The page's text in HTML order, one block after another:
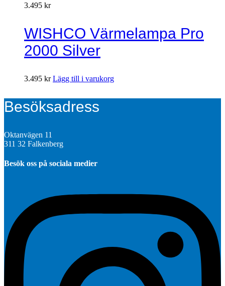
3.495 kr
WISHCO Värmelampa Pro
2000 Silver
3.495 kr Lägg till i varukorg
Besöksadress
Oktanvägen 11
311 32 Falkenberg
Besök oss på sociala medier